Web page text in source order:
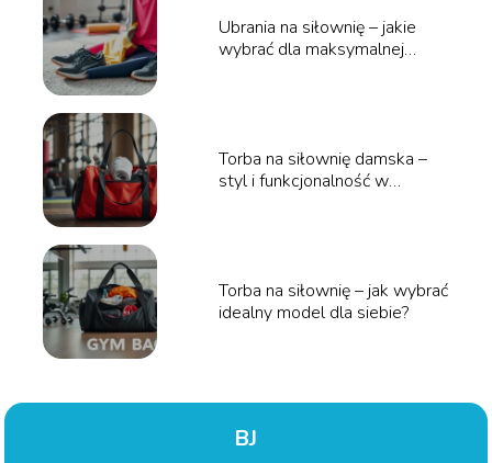
Ubrania na siłownię – jakie
wybrać dla maksymalnej
Torba na siłownię damska –
styl i funkcjonalność w
Torba na siłownię – jak wybrać
idealny model dla siebie?
BJ